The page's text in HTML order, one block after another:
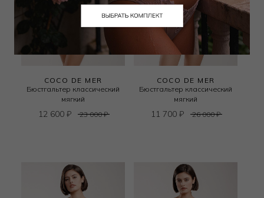
COCO DE MER
Бюстгальтер классический
мягкий
12 600 ₽ 23 000₽
COCO DE MER
Бюстгальтер классический
мягкий
11 700 ₽ 26 000₽